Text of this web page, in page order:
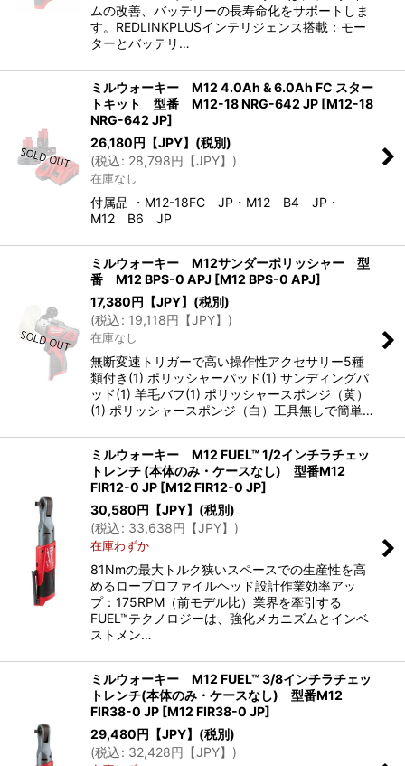
ムの改善、バッテリーの長寿命化をサポートしま
す。REDLINKPLUSインテリジェンス搭載：モー
ターとバッテリ…
ミルウォーキー M12 4.0Ah & 6.0Ah FC スター
トキット 型番 M12-18 NRG-642 JP [M12-18
NRG-642 JP]
26,180円【JPY】 (税別)
(税込: 28,798円【JPY】 )
在庫なし
付属品 ・M12-18FC JP・M12 B4 JP・
M12 B6 JP
ミルウォーキー M12サンダーポリッシャー 型
番 M12 BPS-0 APJ [M12 BPS-0 APJ]
17,380円【JPY】 (税別)
(税込: 19,118円【JPY】 )
在庫なし
無断変速トリガーで高い操作性アクセサリー5種
類付き(1) ポリッシャーパッド(1) サンディングパ
ッド(1) 羊毛バフ(1) ポリッシャースポンジ（黄）
(1) ポリッシャースポンジ（白）工具無しで簡単…
ミルウォーキー M12 FUEL™ 1/2インチラチェッ
トレンチ (本体のみ・ケースなし) 型番M12
FIR12-0 JP [M12 FIR12-0 JP]
30,580円【JPY】 (税別)
(税込: 33,638円【JPY】 )
在庫わずか
81Nmの最大トルク狭いスペースでの生産性を高
めるロープロファイルヘッド設計作業効率アッ
プ：175RPM（前モデル比）業界を牽引する
FUEL™テクノロジーは、強化メカニズムとインベ
ストメン…
ミルウォーキー M12 FUEL™ 3/8インチラチェッ
トレンチ(本体のみ・ケースなし) 型番M12
FIR38-0 JP [M12 FIR38-0 JP]
29,480円【JPY】 (税別)
(税込: 32,428円【JPY】 )